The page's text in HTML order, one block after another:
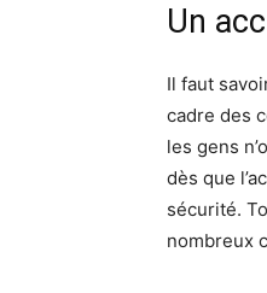
Un
Il faut
cadre des
les gens
dès que
sécurité.
nombreux